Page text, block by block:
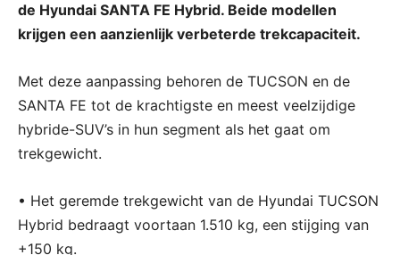
de Hyundai SANTA FE Hybrid. Beide modellen
krijgen een aanzienlijk verbeterde trekcapaciteit.
Met deze aanpassing behoren de TUCSON en de
SANTA FE tot de krachtigste en meest veelzijdige
hybride-SUV’s in hun segment als het gaat om
trekgewicht.
• Het geremde trekgewicht van de Hyundai TUCSON
Hybrid bedraagt voortaan 1.510 kg, een stijging van
+150 kg.